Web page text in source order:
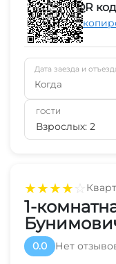
★★★★☆
1-
0.0 Нет
QR
Дата заезда и
Когда
ГОСТИ
Взрослых: 2